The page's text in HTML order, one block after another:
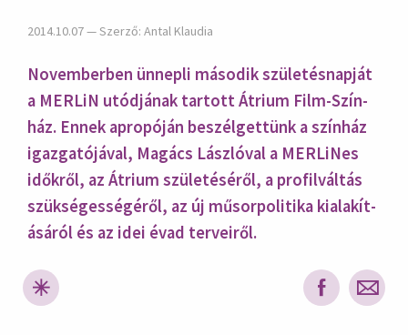
2014.10.07 — Szerző: Antal Klaudia
Novemberben ünnepli máso­dik szüle­tés­nap­ját
a MERLiN utód­jának tar­tott Átrium Film-Szín­
ház. Ennek apro­póján beszél­gettünk a színház
igaz­gató­jával, Magács Lász­ló­val a MER­LiN­es
időkről, az Átrium szüle­tésé­ről, a profil­váltás
szüksé­gessé­géről, az új műsor­poli­tika ki­ala­kít­
ásá­ról és az idei évad ter­veiről.